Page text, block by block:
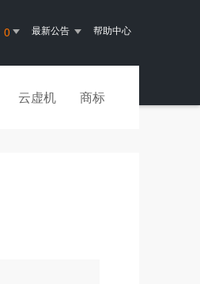
0 最新公告 帮助中心
云虚机 商标